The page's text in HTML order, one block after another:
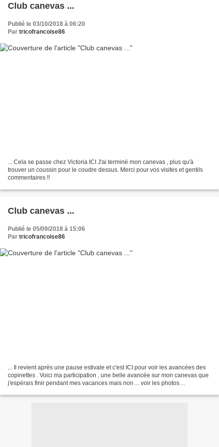
Club canevas ...
Publié le 03/10/2018 à 06:20
Par tricofrancoise86
... Cela se passe chez Victoria ICI J'ai terminé mon canevas , plus qu'à
trouver un coussin pour le coudre dessus. Merci pour vos visites et gentils
commentaires !!
Club canevas ...
Publié le 05/09/2018 à 15:06
Par tricofrancoise86
... Il revient après une pause estivale et c'est ICI pour voir les avancées des
copinettes . Voici ma participation , une belle avancée sur mon canevas que
j'espérais finir pendant mes vacances mais non ... voir les photos